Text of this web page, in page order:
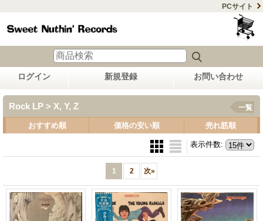
PCサイト
ログイン 新規登録 お問い合わせ
Rock LP > X, Y, Z 一覧
おすすめ順 価格の安い順 売れ筋順
表示件数:
1 2 次»